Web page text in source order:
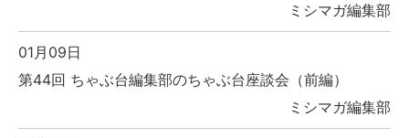
ミシマガ編集部
01月09日
第44回 ちゃぶ台編集部のちゃぶ台座談会（前編）
ミシマガ編集部